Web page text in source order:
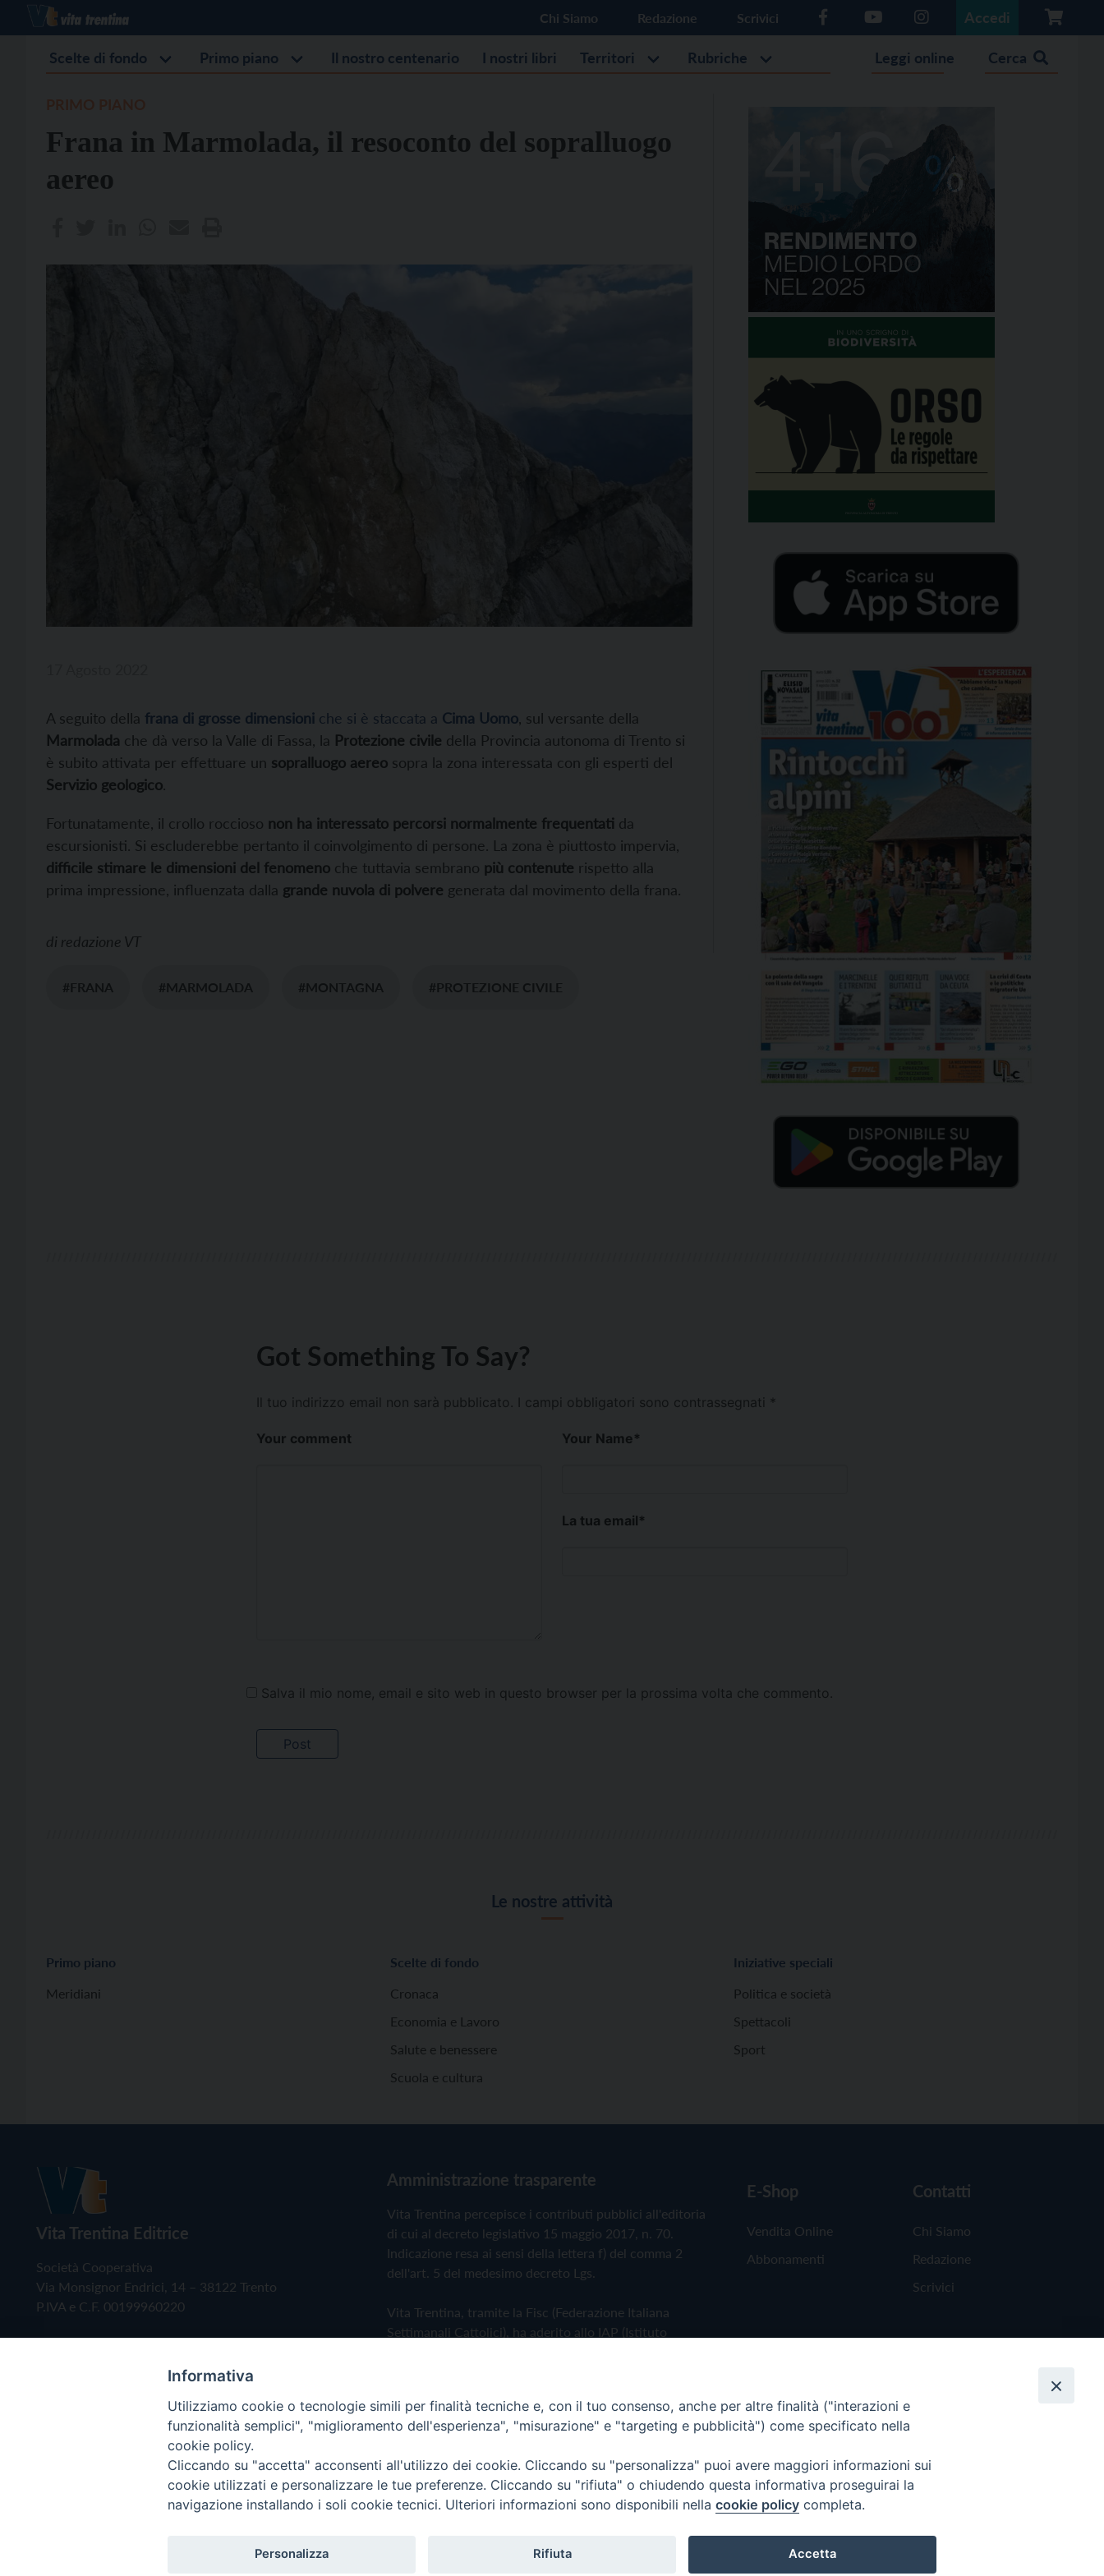
Chi Siamo Redazione Scrivici Accedi
Scelte di fondo Primo piano Il nostro centenario I nostri libri Territori Rubriche Leggi online Cerca
Frana in Marmolada, il resoconto del sopralluogo
aereo
A seguito della frana di grosse dimensioni che si è staccata a Cima Uomo , sul versante della
Marmolada che dà verso la Valle di Fassa, la Protezione civile della Provincia autonoma di Trento si
è subito attivata per effettuare un sopralluogo aereo sopra la zona interessata con gli esperti del
Servizio geologico.
Fortunatamente, il crollo roccioso non ha interessato percorsi normalmente frequentati da
escursionisti. Si escluderebbe pertanto il coinvolgimento di persone. La zona è piuttosto impervia,
difficile stimare le dimensioni del fenomeno che tuttavia sembrano più contenute rispetto alla
prima impressione, influenzata dalla grande nuvola di polvere generata dal movimento della frana.
di redazione VT
#FRANA #MARMOLADA #MONTAGNA #PROTEZIONE CIVILE
Got Something To Say?
Il tuo indirizzo email non sarà pubblicato. I campi obbligatori sono contrassegnati *
Your comment Your Name*
La tua email*
Salva il mio nome, email e sito web in questo browser per la prossima volta che commento.
Le nostre attività
Primo piano
Meridiani
Scelte di fondo
Cronaca
Economia e Lavoro
Salute e benessere
Scuola e cultura
Iniziative speciali
Politica e società
Spettacoli
Sport
Vita Trentina Editrice
Società Cooperativa
Via Monsignor Endrici, 14 – 38122 Trento
P.IVA e C.F. 00199960220
Amministrazione trasparente
Vita Trentina percepisce i contributi pubblici all'editoria
di cui al decreto legislativo 15 maggio 2017, n. 70.
Indicazione resa ai sensi della lettera f) del comma 2
dell'art. 5 del medesimo decreto Lgs.
Vita Trentina, tramite la Fisc (Federazione Italiana
Settimanali Cattolici), ha aderito allo IAP (Istituto
Privacy Policy Cookie Policy
E-Shop
Vendita Online
Abbonamenti
Contatti
Chi Siamo
Redazione
Scrivici
Copyright © 2019 - Tutti i diritti riservati - Vita Trentina Editrice
Informativa
Utilizziamo cookie o tecnologie simili per finalità tecniche e, con il tuo consenso, anche per altre finalità ("interazioni e
funzionalità semplici", "miglioramento dell'esperienza", "misurazione" e "targeting e pubblicità") come specificato nella
cookie policy.
Cliccando su "accetta" acconsenti all'utilizzo dei cookie. Cliccando su "personalizza" puoi avere maggiori informazioni sui
cookie utilizzati e personalizzare le tue preferenze. Cliccando su "rifiuta" o chiudendo questa informativa proseguirai la
navigazione installando i soli cookie tecnici. Ulteriori informazioni sono disponibili nella cookie policy completa.
Personalizza Rifiuta Accetta